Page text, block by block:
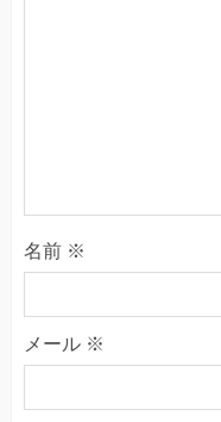
名前 ※
メール ※